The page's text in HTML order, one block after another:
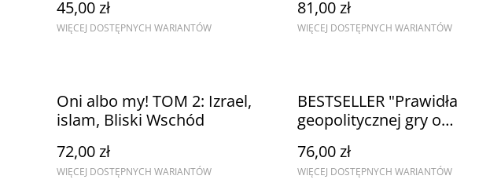
układania planów i
skutecznego działania
45,00 zł
WIĘCEJ DOSTĘPNYCH WARIANTÓW
81,00 zł
WIĘCEJ DOSTĘPNYCH WARIANTÓW
Oni albo my! TOM 2: Izrael,
islam, Bliski Wschód
72,00 zł
WIĘCEJ DOSTĘPNYCH WARIANTÓW
BESTSELLER "Prawidła
geopolitycznej gry o
76,00 zł
WIĘCEJ DOSTĘPNYCH WARIANTÓW